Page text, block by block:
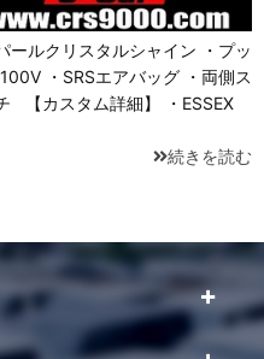
ールクリスタルシャイン ・プッ
・SRSエアバッグ ・両側ス
【カスタム詳細】 ・ESSEX
続きを読む